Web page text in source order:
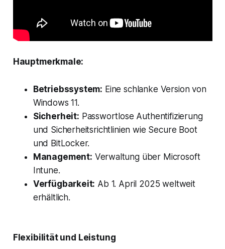
Hauptmerkmale:
Betriebssystem: Eine schlanke Version von
Windows 11.
Sicherheit: Passwortlose Authentifizierung
und Sicherheitsrichtlinien wie Secure Boot
und BitLocker.
Management: Verwaltung über Microsoft
Intune.
Verfügbarkeit: Ab 1. April 2025 weltweit
erhältlich.
Flexibilität und Leistung